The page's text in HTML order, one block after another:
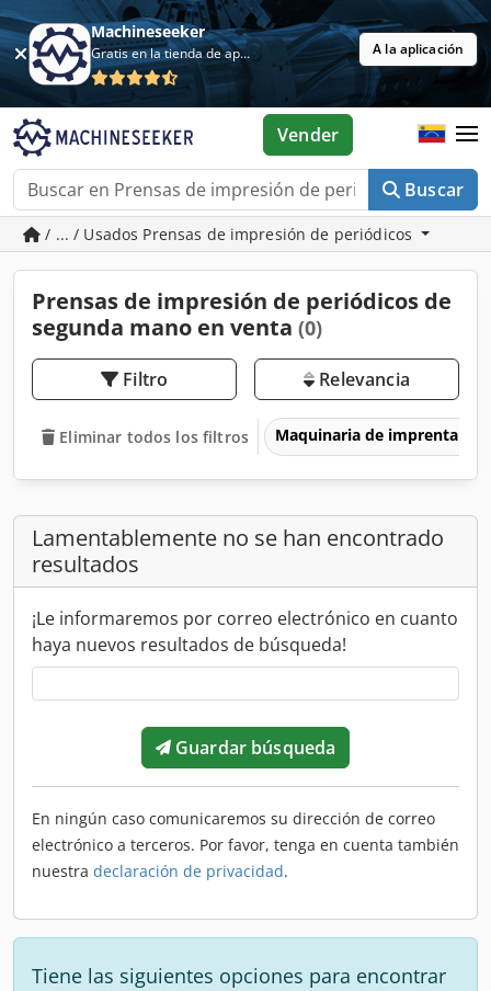
Machineseeker
Gratis en la tienda de aplicaciones A la aplicación
Buscar
Vender
/ ... / Usados Prensas de impresión de periódicos
Prensas de impresión de periódicos de
segunda mano en venta (0)
Filtro Relevancia
Eliminar todos los filtros Maquinaria de imprenta y
Lamentablemente no se han encontrado
resultados
¡Le informaremos por correo electrónico en cuanto
haya nuevos resultados de búsqueda!
Guardar búsqueda
En ningún caso comunicaremos su dirección de correo
electrónico a terceros. Por favor, tenga en cuenta también
nuestra declaración de privacidad.
Tiene las siguientes opciones para encontrar